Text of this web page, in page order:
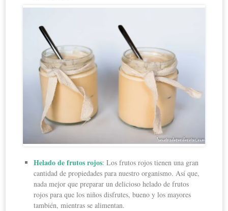
Helado de frutos rojos: Los frutos rojos tienen una gran
cantidad de propiedades para nuestro organismo. Así que,
nada mejor que preparar un delicioso helado de frutos
rojos para que los niños disfrutes, bueno y los mayores
también, mientras se alimentan.